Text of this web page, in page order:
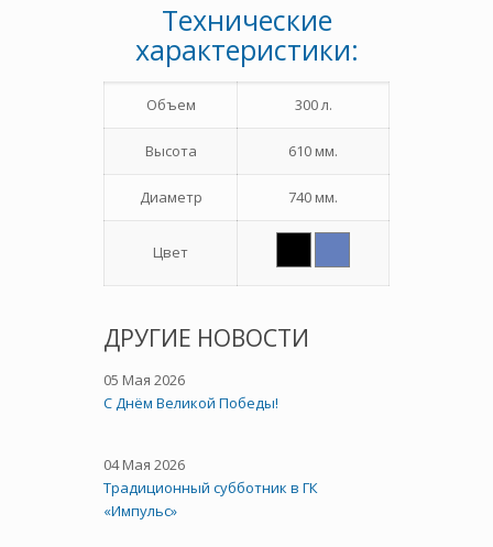
Технические
характеристики:
Объем 300 л.
Высота 610 мм.
Диаметр 740 мм.
Цвет
ДРУГИЕ НОВОСТИ
05 Мая 2026
C Днём Великой Победы!
04 Мая 2026
Традиционный субботник в ГК
«Импульс»